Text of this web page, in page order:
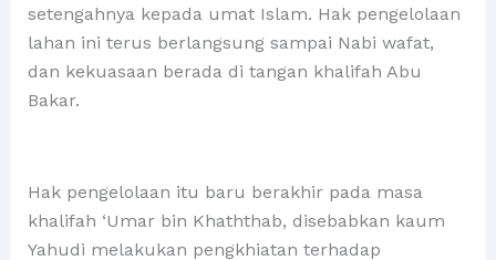
setengahnya kepada umat Islam. Hak pengelolaan
lahan ini terus berlangsung sampai Nabi wafat,
dan kekuasaan berada di tangan khalifah Abu
Bakar.
Hak pengelolaan itu baru berakhir pada masa
khalifah ‘Umar bin Khaththab, disebabkan kaum
Yahudi melakukan pengkhiatan terhadap